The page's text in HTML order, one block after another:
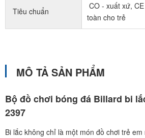
Tiêu chuẩn
CO - xuất xứ,
toàn cho trẻ
MÔ TẢ SẢN PHẨM
Bộ đồ chơi bóng đá Billard bi
2397
Bi lắc không chỉ là một món đồ chơi trẻ